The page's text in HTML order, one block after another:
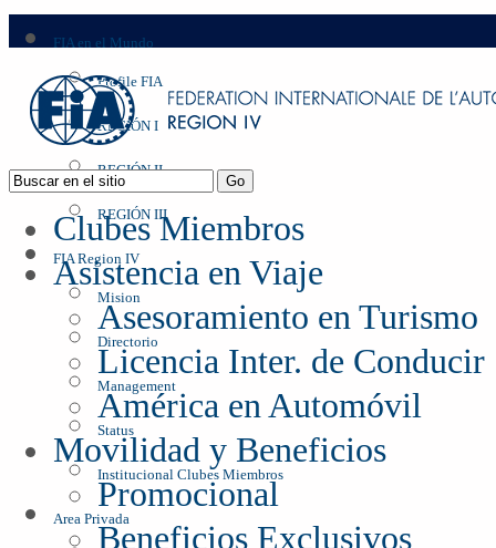
FIA en el Mundo
Profile FIA
REGIÓN I
REGIÓN II
REGIÓN III
FIA Region IV
Mision
Directorio
Management
Status
Institucional Clubes Miembros
Area Privada
Clubes Miembros
Asistencia en Viaje
Asesoramiento en Turismo
Licencia Inter. de Conducir
América en Automóvil
Movilidad y Beneficios
Promocional
Beneficios Exclusivos